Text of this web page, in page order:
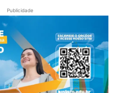
Publicidade